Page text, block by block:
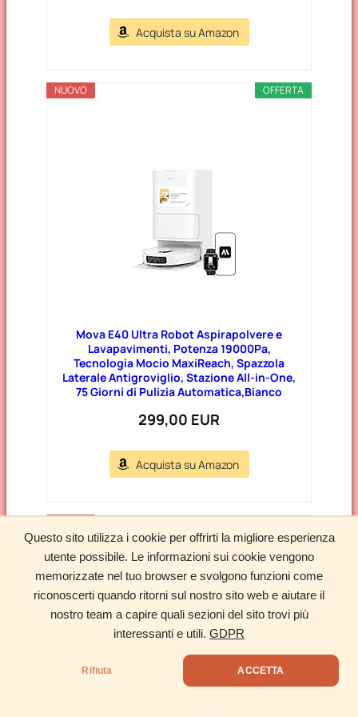
Questo sito utilizza i cookie per offrirti la migliore esperienza
utente possibile. Le informazioni sui cookie vengono
memorizzate nel tuo browser e svolgono funzioni come
riconoscerti quando ritorni sul nostro sito web e aiutare il
nostro team a capire quali sezioni del sito trovi più
interessanti e utili. GDPR
Rifiuta ACCETTA
Acquista su Amazon
OFFERTA
NUOVO
Mova E40 Ultra Robot Aspirapolvere e
Lavapavimenti, Potenza 19000Pa,
Tecnologia Mocio MaxiReach, Spazzola
Laterale Antigroviglio, Stazione All-in-One,
75 Giorni di Pulizia Automatica,Bianco
299,00 EUR
Acquista su Amazon